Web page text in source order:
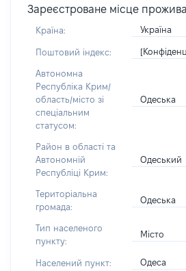
Зареєстроване місце
Країна: Україна
Поштовий індекс:
Автономна
Республіка Крим/
область/місто зі
спеціальним
статусом:
Одеська
Район в області та
Автономній
Республіці Крим:
Одеський
Територіальна
громада:
Одеська
Тип населеного
пункту:
Місто
Населений пункт: Одеса